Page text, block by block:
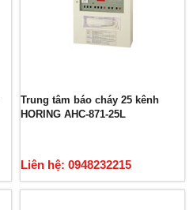
Trung tâm báo cháy 25 kênh
HORING AHC-871-25L
Liên hệ: 0948232215